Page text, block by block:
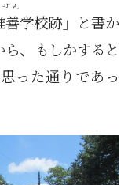
善
ぜん
学校跡」と書か
、もしかすると
った通りであっ